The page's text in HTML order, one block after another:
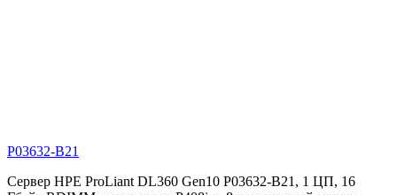
P03632-B21
Сервер HPE ProLiant DL360 Gen10 P03632-B21, 1 ЦП, 16